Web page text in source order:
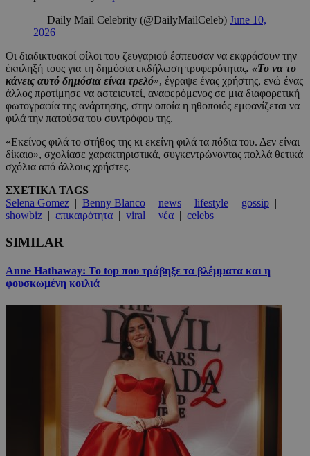
— Daily Mail Celebrity (@DailyMailCeleb) June 10,
2026
Οι διαδικτυακοί φίλοι του ζευγαριού έσπευσαν να εκφράσουν την
έκπληξή τους για τη δημόσια εκδήλωση τρυφερότητας. «Το να το
κάνεις αυτό δημόσια είναι τρελό», έγραψε ένας χρήστης, ενώ ένας
άλλος προτίμησε να αστειευτεί, αναφερόμενος σε μια διαφορετική
φωτογραφία της ανάρτησης, στην οποία η ηθοποιός εμφανίζεται να
φιλά την πατούσα του συντρόφου της.
«Εκείνος φιλά το στήθος της κι εκείνη φιλά τα πόδια του. Δεν είναι
δίκαιο», σχολίασε χαρακτηριστικά, συγκεντρώνοντας πολλά θετικά
σχόλια από άλλους χρήστες.
ΣΧΕΤΙΚΑ TAGS
Selena Gomez | Benny Blanco | news | lifestyle | gossip |
showbiz | επικαιρότητα | viral | νέα | celebs
SIMILAR
Anne Hathaway: Το top που τράβηξε τα βλέμματα και η
φουσκωμένη κοιλιά